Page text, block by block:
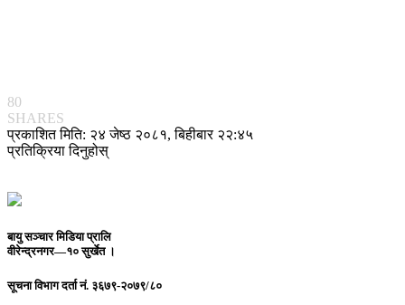
80
SHARES
प्रकाशित मिति: २४ जेष्ठ २०८१, बिहीबार २२:४५
प्रतिक्रिया दिनुहोस्
बायु सञ्चार मिडिया प्रालि
वीरेन्द्रनगर—१० सुर्खेत ।
सूचना विभाग दर्ता नं. ३६७९-२०७९/८०